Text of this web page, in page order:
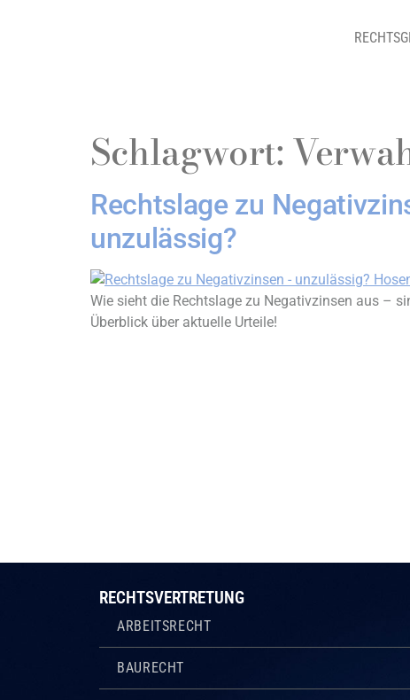
Schlagwort:
Rechtslage zu
unzulässig?
Wie sieht die Rechtslage zu Negativzinsen aus –
Überblick über aktuelle Urteile!
RECHTSVERTRETUNG
ARBEITSRECHT
BAURECHT